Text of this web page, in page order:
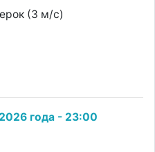
(3 м/с)
года - 23:00